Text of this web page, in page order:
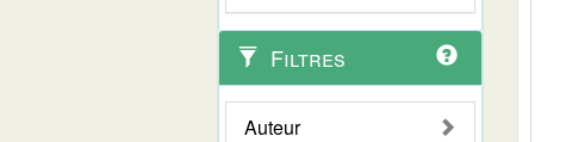
Filtres
Auteur